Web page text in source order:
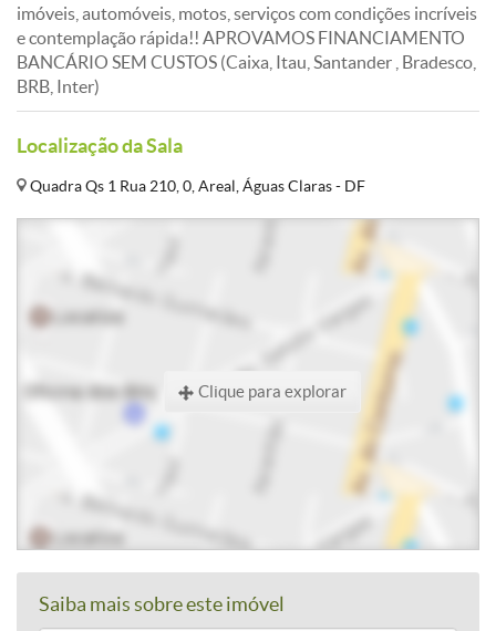
imóveis, automóveis, motos, serviços com condições incríveis
e contemplação rápida!! APROVAMOS FINANCIAMENTO
BANCÁRIO SEM CUSTOS (Caixa, Itau, Santander , Bradesco,
BRB, Inter)
Localização da Sala
Quadra Qs 1 Rua 210, 0, Areal, Águas Claras - DF
Clique para explorar
Saiba mais sobre este imóvel